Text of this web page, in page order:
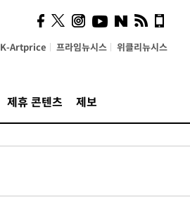
K-Artprice 프라임뉴시스 위클리뉴시스
제휴 콘텐츠 제보
사이 해답 찾았죠"…알을
깨고 나온 '초자아'